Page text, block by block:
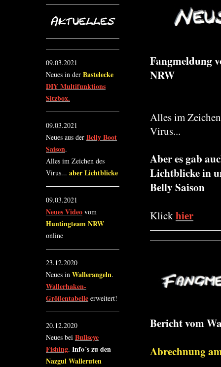
Fangmeldung
NRW
Alles im
Virus...
Aber es gab
Lichtblicke in
Belly Saison
Klickhier
Bericht vom
Abrechnung
09.03.2021
Neues in der Bastelecke
DIY Multifunktions
Sitzbox.
09.03.2021
Neues aus der Belly Boot
Saison.
Alles im Zeichen des
Virus... aber Lichtblicke
09.03.2021
Neues Video vom
Huntingteam NRW
online
23.12.2020
Neues in Wallerangeln.
Wallerhaken-
Größentabelle erweitert!
20.12.2020
Neues bei Bullseye
Fishing. Info´s zu den
Nazgul Walleruten